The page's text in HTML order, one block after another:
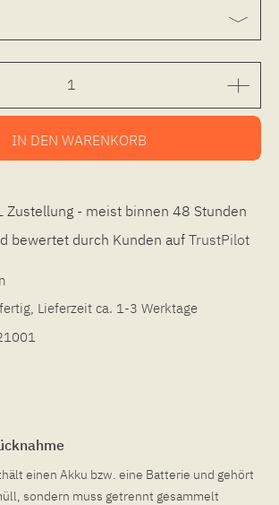
IN DEN WARENKORB
Zustellung - meist binnen 48 Stunden
bewertet durch Kunden auf TrustPilot
Lieferzeit ca. 1-3 Werktage
einen Akku bzw. eine Batterie und gehört
sondern muss getrennt gesammelt